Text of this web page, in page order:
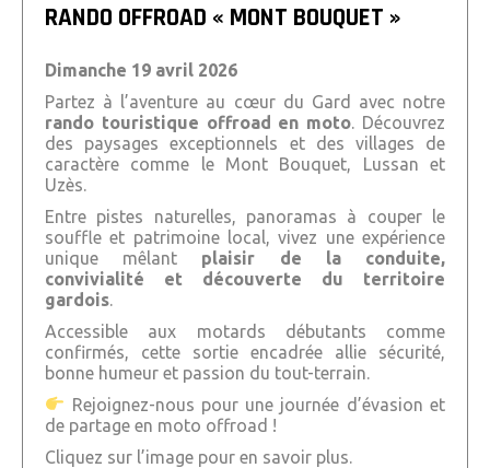
RANDO OFFROAD « MONT BOUQUET »
Dimanche 19 avril 2026
Partez à l’aventure au cœur du Gard avec notre
rando touristique offroad en moto. Découvrez
des paysages exceptionnels et des villages de
caractère comme le Mont Bouquet, Lussan et
Uzès.
Entre pistes naturelles, panoramas à couper le
souffle et patrimoine local, vivez une expérience
unique mêlant plaisir de la conduite,
convivialité et découverte du territoire
gardois.
Accessible aux motards débutants comme
confirmés, cette sortie encadrée allie sécurité,
bonne humeur et passion du tout-terrain.
Rejoignez-nous pour une journée d’évasion et
de partage en moto offroad !
Cliquez sur l’image pour en savoir plus.